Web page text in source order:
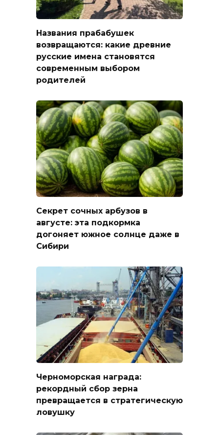
Названия прабабушек
возвращаются: какие древние
русские имена становятся
современным выбором
родителей
Секрет сочных арбузов в
августе: эта подкормка
догоняет южное солнце даже в
Сибири
Черноморская награда:
рекордный сбор зерна
превращается в стратегическую
ловушку